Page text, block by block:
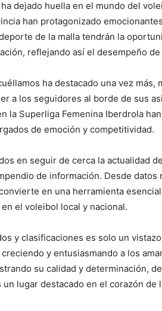
dejado huella en el mundo del
han protagonizado
de la malla tendrán la
reflejando así el desempeño
ha destacado una vez más,
a los seguidores al borde de sus
la Superliga Femenina Iberdrola
de emoción y competitividad.
en seguir de cerca la actualidad
de información. Desde datos
en una herramienta
el voleibol local y nacional.
y clasificaciones es solo un
y entusiasmando a los
su calidad y determinación,
lugar destacado en el corazón de